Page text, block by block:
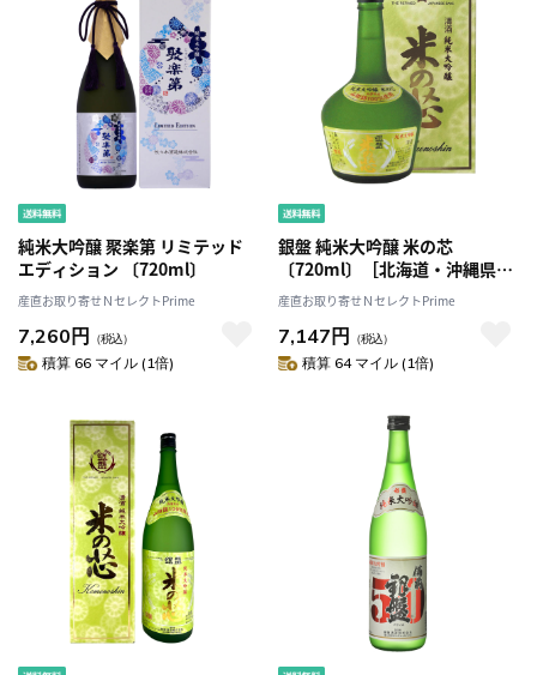
純米大吟醸 聚楽第 リミテッド
エディション 〔720ml〕
産直お取り寄せＮセレクトPrime
7,260円 （税込）
積算 66 マイル (1倍)
銀盤 純米大吟醸 米の芯
〔720ml〕［北海道・沖縄県・
離島 配送不可］
産直お取り寄せＮセレクトPrime
7,147円 （税込）
積算 64 マイル (1倍)